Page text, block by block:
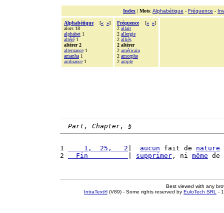
Index | Mots: Alphabétique - Fréquence -
Alphabétique [« »]
alors 18
alphabet 1
altéré 1
altérer 2
alternance 1
amanha 1
ambiance 1
Fréquence [« »]
2 allait
2 allergie
2 alliés
2 altérer
2 américain
2 amorphe
2 ample
Part, Chapter, §
1
    1,  25,   2
aucun fait de nature
2
  Fin
supprimer , ni même
Best viewed with any
IntraText®(V89) - Some rights reserved by EuloTech SRL -